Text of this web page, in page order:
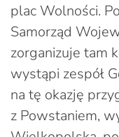
plac Wolności.
Samorząd
zorganizuje tam
wystąpi zespół
na tę okazję
z Powstaniem,